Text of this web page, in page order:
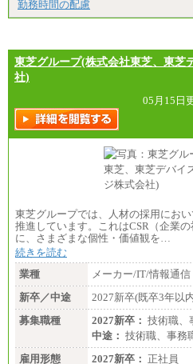
勤務時間の配慮
東芝グループ(株式会社東芝、東芝
社)
05月15日
東芝グループでは、人材の採用にお
推進しています。これはCSR（企業
に、さまざまな個性・価値観を…
続きを読む
業種
メーカー/IT/情報通信
新卒／中途
2027新卒(既卒3年以
募集職種
2027新卒： 技術職、
中途： 技術職、事務
雇用形態
2027新卒： 正社員